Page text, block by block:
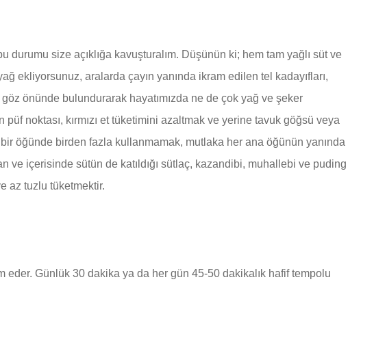
size açıklığa kavuşturalım. Düşünün ki; hem tam yağlı süt ve
ekliyorsunuz, aralarda çayın yanında ikram edilen tel kadayıfları,
önünde bulundurarak hayatımızda ne de çok yağ ve şeker
noktası, kırmızı et tüketimini azaltmak ve yerine tavuk göğsü veya
öğünde birden fazla kullanmamak, mutlaka her ana öğünün yanında
içerisinde sütün de katıldığı sütlaç, kazandibi, muhallebi ve puding
az tuzlu tüketmektir.
eder. Günlük 30 dakika ya da her gün 45-50 dakikalık hafif tempolu